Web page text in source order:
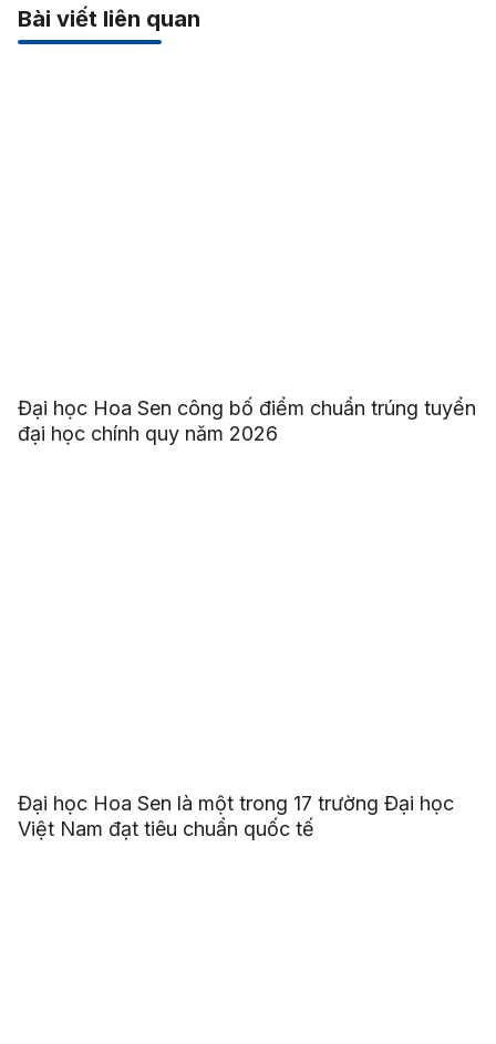
Bài viết liên quan
Đại học Hoa Sen công bố điểm chuẩn trúng tuyển
đại học chính quy năm 2026
Đại học Hoa Sen là một trong 17 trường Đại học
Việt Nam đạt tiêu chuẩn quốc tế